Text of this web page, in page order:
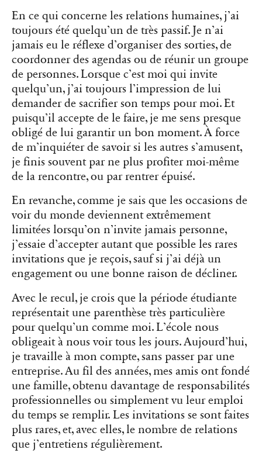
En ce qui concerne les relations humaines, j’ai
toujours été quelqu’un de très passif. Je n’ai
jamais eu le réflexe d’organiser des sorties, de
coordonner des agendas ou de réunir un groupe
de personnes. Lorsque c’est moi qui invite
quelqu’un, j’ai toujours l’impression de lui
demander de sacrifier son temps pour moi. Et
puisqu’il accepte de le faire, je me sens presque
obligé de lui garantir un bon moment. À force
de m’inquiéter de savoir si les autres s’amusent,
je finis souvent par ne plus profiter moi-même
de la rencontre, ou par rentrer épuisé.
En revanche, comme je sais que les occasions de
voir du monde deviennent extrêmement
limitées lorsqu’on n’invite jamais personne,
j’essaie d’accepter autant que possible les rares
invitations que je reçois, sauf si j’ai déjà un
engagement ou une bonne raison de décliner.
Avec le recul, je crois que la période étudiante
représentait une parenthèse très particulière
pour quelqu’un comme moi. L’école nous
obligeait à nous voir tous les jours. Aujourd’hui,
je travaille à mon compte, sans passer par une
entreprise. Au fil des années, mes amis ont fondé
une famille, obtenu davantage de responsabilités
professionnelles ou simplement vu leur emploi
du temps se remplir. Les invitations se sont faites
plus rares, et, avec elles, le nombre de relations
que j’entretiens régulièrement.